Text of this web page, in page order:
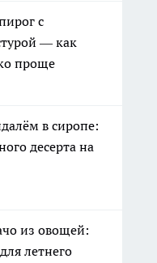
с
— как
проще
в сиропе:
десерта на
из овощей:
летнего